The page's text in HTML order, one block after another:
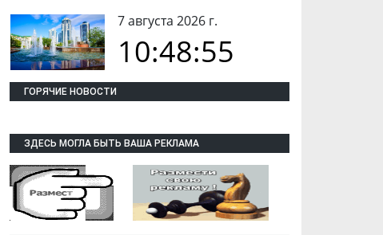
7 августа 2026 г.
10:48:56
ГОРЯЧИЕ НОВОСТИ
ЗДЕСЬ МОГЛА БЫТЬ ВАША РЕКЛАМА